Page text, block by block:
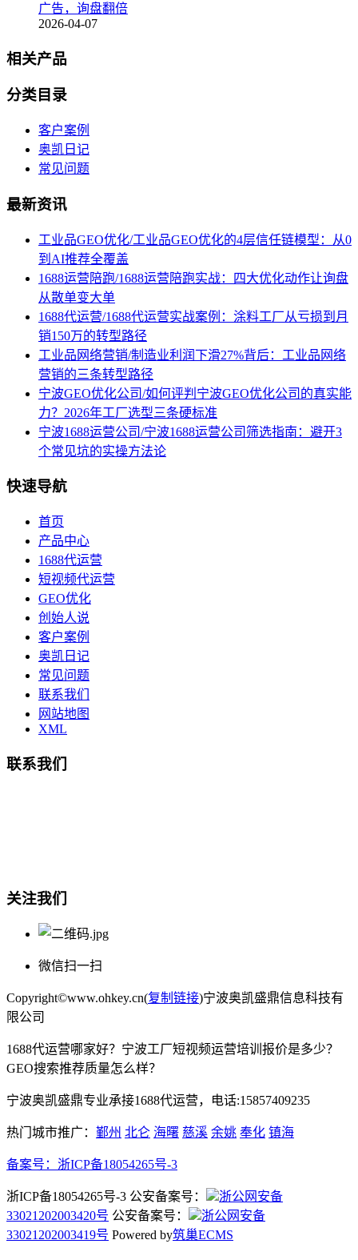
广告，询盘翻倍
2026-04-07
相关产品
分类目录
客户案例
奥凯日记
常见问题
最新资讯
工业品GEO优化/工业品GEO优化的4层信任链模型：从0
到AI推荐全覆盖
1688运营陪跑/1688运营陪跑实战：四大优化动作让询盘
从散单变大单
1688代运营/1688代运营实战案例：涂料工厂从亏损到月
销150万的转型路径
工业品网络营销/制造业利润下滑27%背后：工业品网络
营销的三条转型路径
宁波GEO优化公司/如何评判宁波GEO优化公司的真实能
力？2026年工厂选型三条硬标准
宁波1688运营公司/宁波1688运营公司筛选指南：避开3
个常见坑的实操方法论
快速导航
首页
产品中心
1688代运营
短视频代运营
GEO优化
创始人说
客户案例
奥凯日记
常见问题
联系我们
网站地图
XML
联系我们
关注我们
微信扫一扫
Copyright©www.ohkey.cn(复制链接)宁波奥凯盛鼎信息科技有
限公司
1688代运营哪家好？宁波工厂短视频运营培训报价是多少？
GEO搜索推荐质量怎么样？
宁波奥凯盛鼎专业承接1688代运营，电话:15857409235
热门城市推广： 鄞州 北仑 海曙 慈溪 余姚 奉化 镇海
备案号： 浙ICP备18054265号-3
浙ICP备18054265号-3 公安备案号：
浙公网安备
33021202003420号 公安备案号：
浙公网安备
33021202003419号 Powered by筑巢ECMS